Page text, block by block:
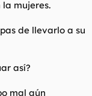
mujeres.
de llevarlo a su
así?
mal aún